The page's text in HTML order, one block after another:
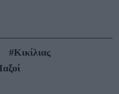
#Κικίλιας